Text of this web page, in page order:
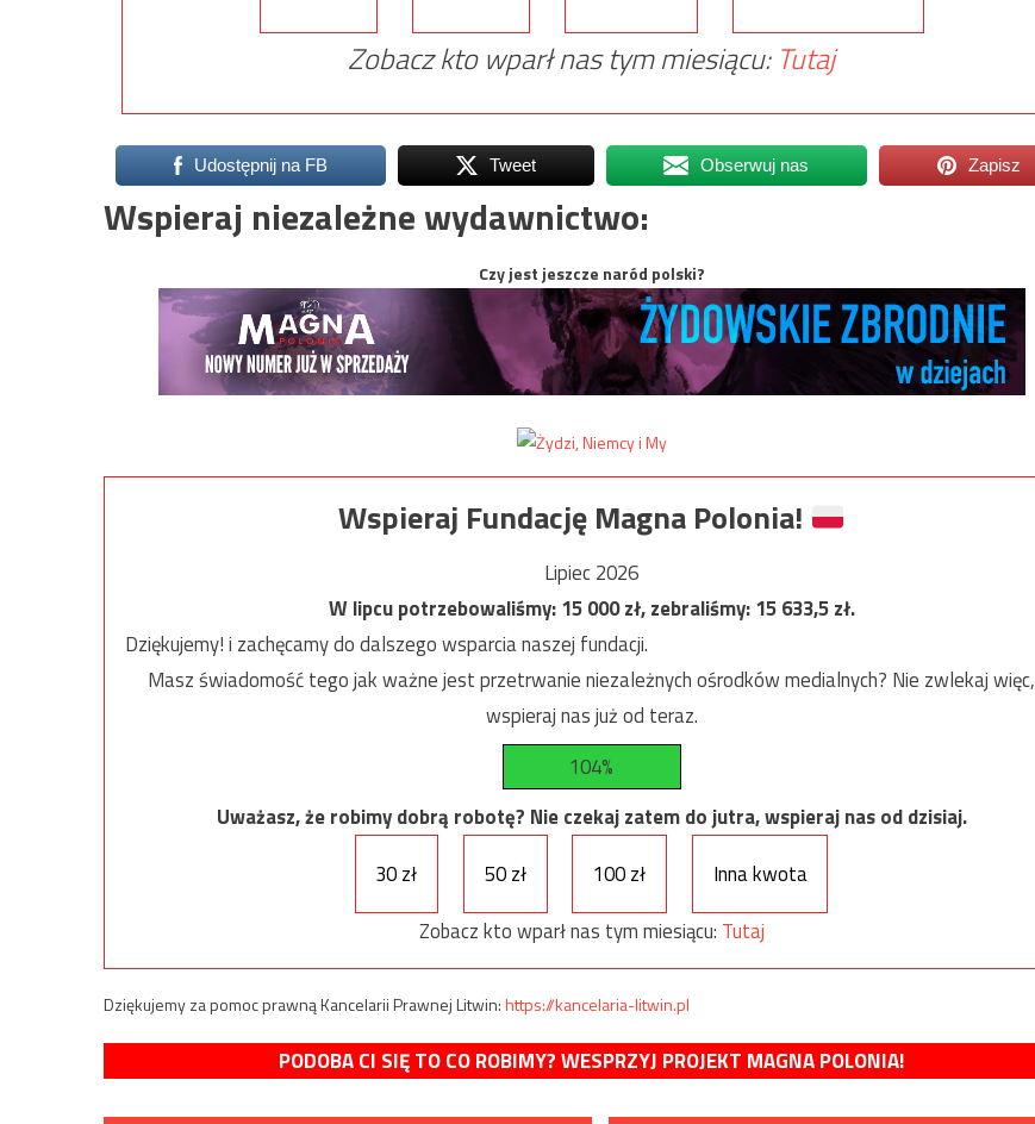
Zobacz kto wparł nas tym miesiącu: Tutaj
Udostępnij na FB Tweet Obserwuj nas Zapisz
Wspieraj niezależne wydawnictwo:
Czy jest jeszcze naród polski?
Wspieraj Fundację Magna Polonia!
Lipiec 2026
W lipcu potrzebowaliśmy:15 000zł, zebraliśmy:15 633,5zł.
Dziękujemy! i zachęcamy do dalszego wsparcia naszej fundacji.
Masz świadomość tego jak ważne jest przetrwanie niezależnych ośrodków medialnych? Nie zwlekaj więc,
wspieraj nas już od teraz.
104%
Uważasz, że robimy dobrą robotę? Nie czekaj zatem do jutra, wspieraj nas od dzisiaj.
30 zł
50 zł 100 zł
Inna kwota
Zobacz kto wparł nas tym miesiącu: Tutaj
Dziękujemy za pomoc prawną Kancelarii Prawnej Litwin:https://kancelaria-litwin.pl
PODOBA CI SIĘ TO CO ROBIMY? WESPRZYJ PROJEKT MAGNA POLONIA!